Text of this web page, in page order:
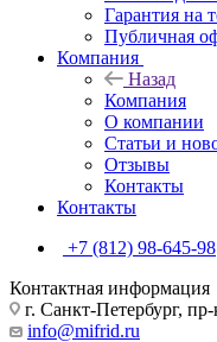
Гарантия на
Публичная
Компания
Назад
Компания
О компании
Статьи и
Отзывы
Контакты
Контакты
+7 (812) 98-645-98
Контактная информация
г. Санкт-Петербург,
info@mifrid.ru